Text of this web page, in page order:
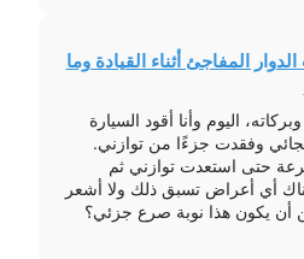
المفاجئ أثناء القيادة وما
اليوم وأنا أقود السيارة
وفقدت جزءًا من توازني.
حتى استعدت توازني ثم
أي أعراض تسبق ذلك ولا أشعر
أن يكون هذا نوبة صرع جزئي؟